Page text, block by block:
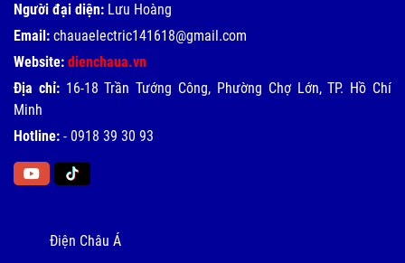
Người đại diện: Lưu Hoàng
Email: chauaelectric141618@gmail.com
Website: dienchaua.vn
Địa chỉ: 16-18 Trần Tướng Công, Phường Chợ Lớn, TP. Hồ Chí
Minh
Hotline: - 0918 39 30 93
Điện Châu Á